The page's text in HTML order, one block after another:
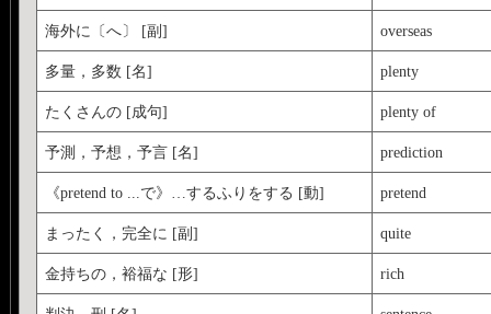
海外に〔へ〕 [副] overseas
多量，多数 [名] plenty
たくさんの [成句] plenty of
予測，予想，予言 [名] prediction
《pretend to ...で》…するふりをする [動] pretend
まったく，完全に [副] quite
金持ちの，裕福な [形] rich